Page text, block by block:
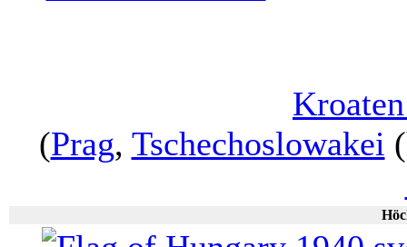
(Prag, Tschechoslowakei